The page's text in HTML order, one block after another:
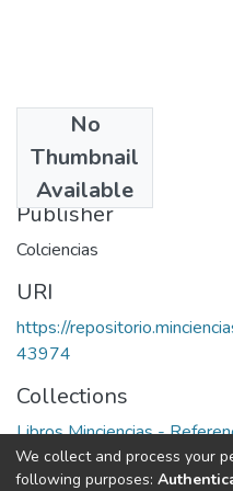
No
Thumbnail
Available
1980
Publisher
Colciencias
URI
https://
43974
Collections
Libros Minciencias -
Full item page
We collect and process your
following purposes: